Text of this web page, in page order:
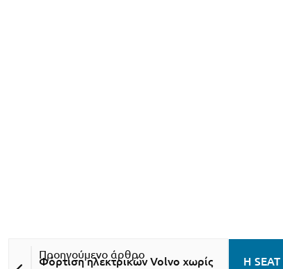
Φόρτιση ηλεκτρικών Volvo χωρίς
Η